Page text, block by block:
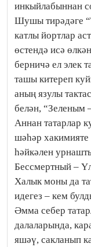
инкыйлабыннан
Шушы тирәдәге
катлы йортлар
өстендә исә
берничә ел элек
ташы китереп
аның язулы
белән, “Зеленым
Аннан татарлар
шәһәр
һәйкәлен
Бессмертный –
Халык моны да
идегез – кем
Әмма себер
далаларында,
яшәү, сакланып